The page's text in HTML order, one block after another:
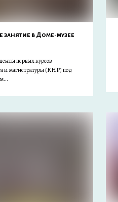
занятие в Доме-музее
первых курсов
и магистратуры (КНР) под